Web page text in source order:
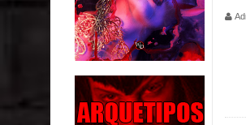
Parte 03: La Traición
Parte 02: Vuelve el Hijo
Parte 01: El Comienzo
Parte 01: El Enemigo